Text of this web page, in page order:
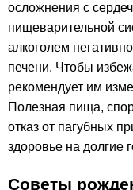
осложнения с
пищеварительной
алкоголем
печени. Чтобы
рекомендует им
Полезная пища,
отказ от пагубных
здоровье на долгие
Советы